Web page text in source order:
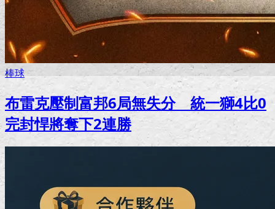
棒球
布雷克壓制富邦6局無失分 統一獅4比0
完封悍將奪下2連勝